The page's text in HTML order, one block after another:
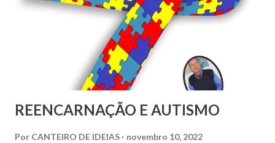
infelizmente, parece que a divindade ouve alguns e a outros,
não; como torcida de futebol, que no clamor da paixão roga
aos deuses para que seu time seja vitorioso, esperamos a
conquista e rechaçamos a derrota.
REENCARNAÇÃO E AUTISMO
Por CANTEIRO DE IDEIAS novembro 10, 2022